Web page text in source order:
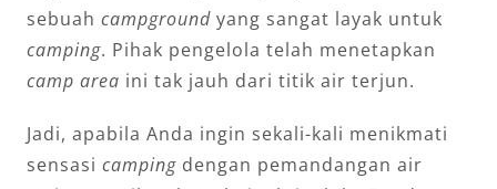
sebuah campground yang sangat layak untuk
camping. Pihak pengelola telah menetapkan
camp area ini tak jauh dari titik air terjun.
Jadi, apabila Anda ingin sekali-kali menikmati
sensasi camping dengan pemandangan air